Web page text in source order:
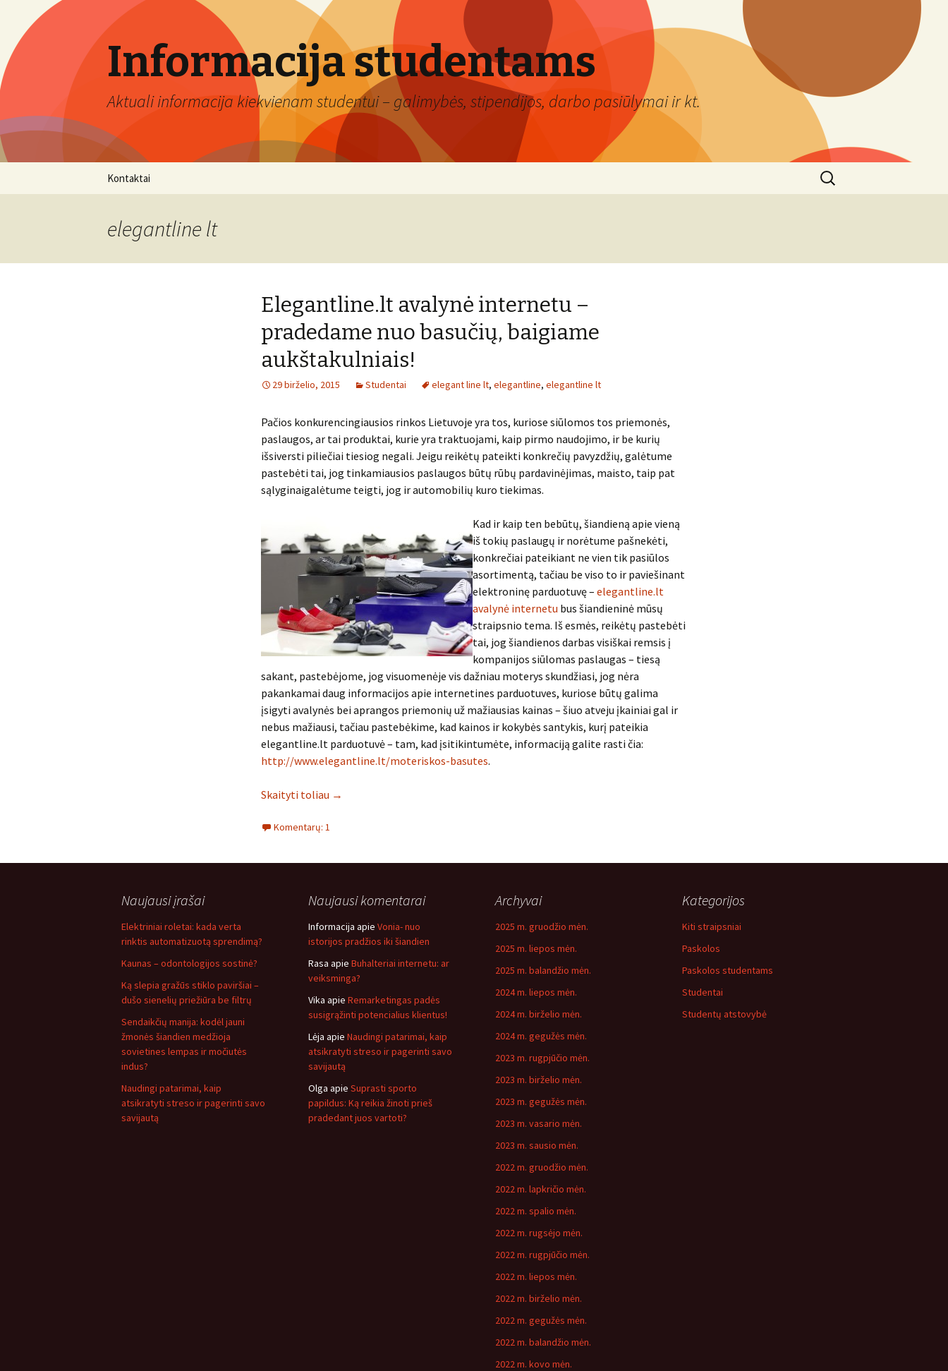
Informacija studentams
Aktuali informacija kiekvienam studentui – galimybės, stipendijos, darbo pasiūlymai ir kt.
Kontaktai
Ieškoti:
elegantline lt
Elegantline.lt avalynė internetu –
pradedame nuo basučių, baigiame
aukštakulniais!
29 birželio, 2015 Studentai elegant line lt, elegantline, elegantline lt
Pačios konkurencingiausios rinkos Lietuvoje yra tos, kuriose siūlomos tos priemonės,
paslaugos, ar tai produktai, kurie yra traktuojami, kaip pirmo naudojimo, ir be kurių
išsiversti piliečiai tiesiog negali. Jeigu reikėtų pateikti konkrečių pavyzdžių, galėtume
pastebėti tai, jog tinkamiausios paslaugos būtų rūbų pardavinėjimas, maisto, taip pat
sąlyginaigalėtume teigti, jog ir automobilių kuro tiekimas.
Kad ir kaip ten bebūtų, šiandieną apie vieną
iš tokių paslaugų ir norėtume pašnekėti,
konkrečiai pateikiant ne vien tik pasiūlos
asortimentą, tačiau be viso to ir paviešinant
elektroninę parduotuvę – elegantline.lt
avalynė internetu bus šiandieninė mūsų
straipsnio tema. Iš esmės, reikėtų pastebėti
tai, jog šiandienos darbas visiškai remsis į
kompanijos siūlomas paslaugas – tiesą
sakant, pastebėjome, jog visuomenėje vis dažniau moterys skundžiasi, jog nėra
pakankamai daug informacijos apie internetines parduotuves, kuriose būtų galima
įsigyti avalynės bei aprangos priemonių už mažiausias kainas – šiuo atveju įkainiai gal ir
nebus mažiausi, tačiau pastebėkime, kad kainos ir kokybės santykis, kurį pateikia
elegantline.lt parduotuvė – tam, kad įsitikintumėte, informaciją galite rasti čia:
http://www.elegantline.lt/moteriskos-basutes.
Skaityti toliau →
Komentarų: 1
Naujausi įrašai
Elektriniai roletai: kada verta
rinktis automatizuotą sprendimą?
Kaunas – odontologijos sostinė?
Ką slepia gražūs stiklo paviršiai –
dušo sienelių priežiūra be filtrų
Sendaikčių manija: kodėl jauni
žmonės šiandien medžioja
sovietines lempas ir močiutės
indus?
Naudingi patarimai, kaip
atsikratyti streso ir pagerinti savo
savijautą
Naujausi komentarai
Informacija apie Vonia- nuo
istorijos pradžios iki šiandien
Rasa apie Buhalteriai internetu: ar
veiksminga?
Vika apie Remarketingas padės
susigrąžinti potencialius klientus!
Lėja apie Naudingi patarimai, kaip
atsikratyti streso ir pagerinti savo
savijautą
Olga apie Suprasti sporto
papildus: Ką reikia žinoti prieš
pradedant juos vartoti?
Archyvai
2025 m. gruodžio mėn.
2025 m. liepos mėn.
2025 m. balandžio mėn.
2024 m. liepos mėn.
2024 m. birželio mėn.
2024 m. gegužės mėn.
2023 m. rugpjūčio mėn.
2023 m. birželio mėn.
2023 m. gegužės mėn.
2023 m. vasario mėn.
2023 m. sausio mėn.
2022 m. gruodžio mėn.
2022 m. lapkričio mėn.
2022 m. spalio mėn.
2022 m. rugsėjo mėn.
2022 m. rugpjūčio mėn.
2022 m. liepos mėn.
2022 m. birželio mėn.
2022 m. gegužės mėn.
2022 m. balandžio mėn.
2022 m. kovo mėn.
Kategorijos
Kiti straipsniai
Paskolos
Paskolos studentams
Studentai
Studentų atstovybė